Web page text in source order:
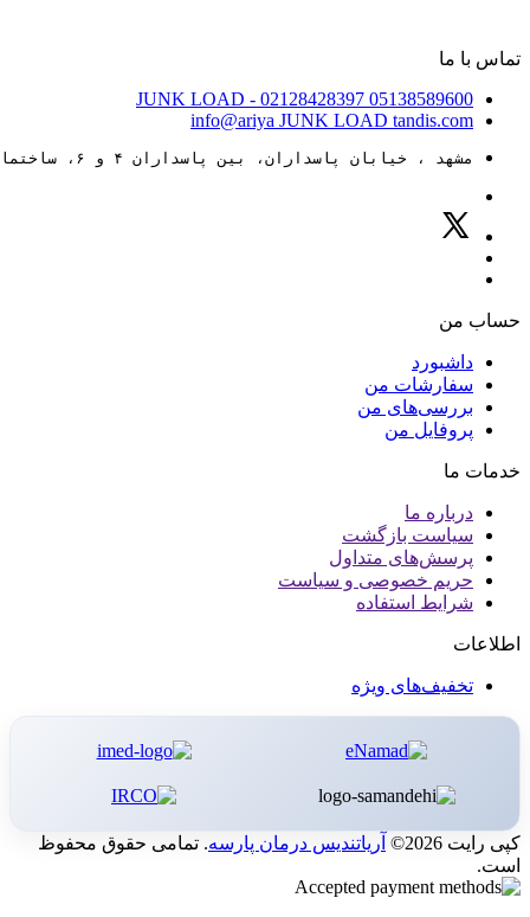
تماس با ما
05138589600
JUNK LOAD - 02128428397
info@ariya JUNK LOAD tandis.com
مشهد ، خیابان پاسداران، بین پاسداران ۴ و ۶، ساختمان ۸۸
حساب من
داشبورد
سفارشات من
بررسی‌های من
پروفایل من
خدمات ما
درباره ما
سیاست بازگشت
پرسش‌های متداول
حریم خصوصی و سیاست
شرایط استفاده
اطلاعات
تخفیف‌های ویژه
کپی رایت 2026© آریاتندیس درمان پارسه. تمامی حقوق محفوظ
است.